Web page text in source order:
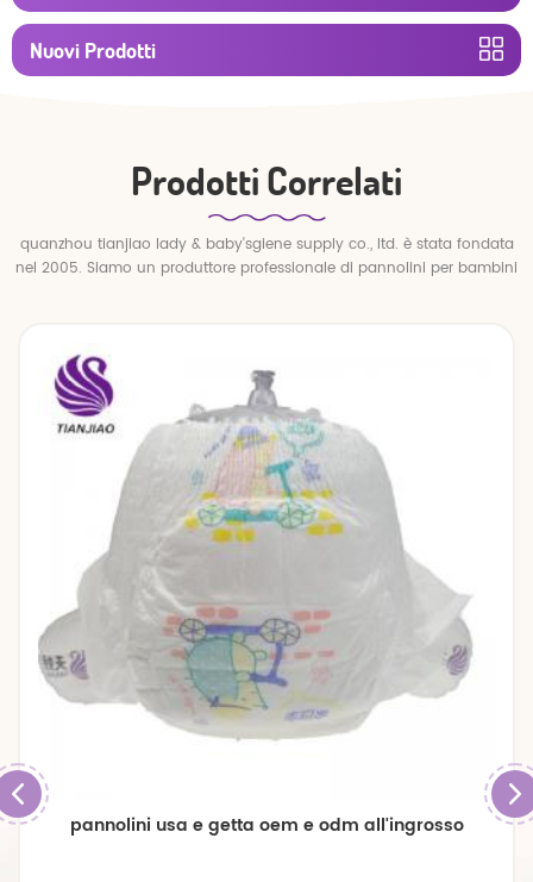
Nuovi Prodotti
Prodotti Correlati
quanzhou tianjiao lady & baby'sgiene supply co., ltd. è stata fondata
nel 2005. Siamo un produttore professionale di pannolini per bambini
pannolini usa e getta oem e odm all'ingrosso